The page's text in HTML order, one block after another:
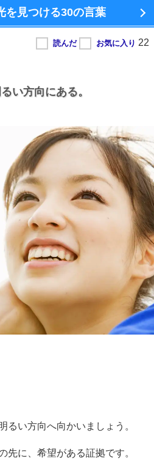
を見つける30の言葉
い方向にある。
るい方向へ向かいましょう。
先に、希望がある証拠です。